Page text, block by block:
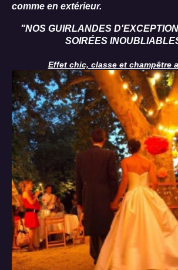
comme en extérieur.
"NOS GUIRLANDES
SOIRÉES
Effet chic, classe et champêtre